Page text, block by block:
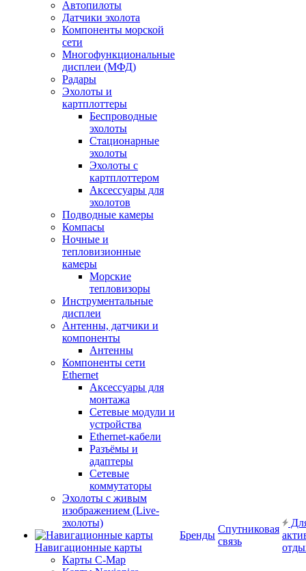
Автопилоты
Датчики эхолота
Компоненты морской
сети
Многофункциональные
дисплеи (МФД)
Радары
Эхолоты и
картплоттеры
Беспроводные
эхолоты
Стационарные
эхолоты
Эхолоты с
картплоттером
Аксессуары для
эхолотов
Подводные камеры
Компасы
Ночные и
тепловизионные
камеры
Морские
тепловизоры
Инструментальные
дисплеи
Антенны, датчики и
компоненты
Антенны
Компоненты сети
Ethernet
Аксессуары для
монтажа
Сетевые модули и
устройства
Ethernet-кабели
Разъёмы и
адаптеры
Сетевые
коммутаторы
Эхолоты с живым
изображением (Live-
эхолоты)
Навигационные карты
Карты C-Map
Бренды
Спутниковая
связь